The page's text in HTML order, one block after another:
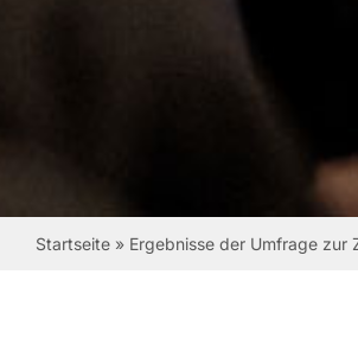
Startseite» Ergebnisse der Umfrage zur